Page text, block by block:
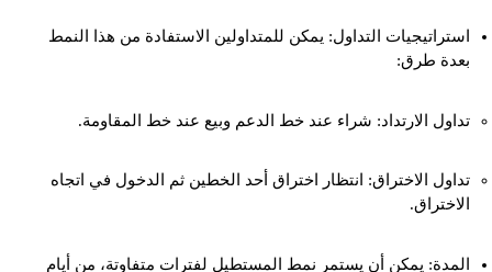
استراتيجيات التداول: يمكن للمتداولين الاستفادة من هذا النمط
بعدة طرق:
تداول الارتداد: شراء عند خط الدعم وبيع عند خط المقاومة.
تداول الاختراق: انتظار اختراق أحد الخطين ثم الدخول في اتجاه
الاختراق.
المدة: يمكن أن يستمر نمط المستطيل لفترات متفاوتة، من أيام